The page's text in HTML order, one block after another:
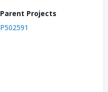
Parent Projects
P502591